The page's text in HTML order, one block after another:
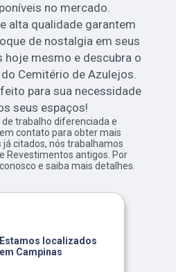
no mercado.
alta qualidade garantem
de nostalgia em seus
mesmo e descubra o
Cemitério de Azulejos.
para sua necessidade
seus espaços!
trabalho diferenciada e
contato para obter mais
citados, nós trabalhamos
Revestimentos antigos. Por
e saiba mais detalhes.
Estamos localizados
em Campinas